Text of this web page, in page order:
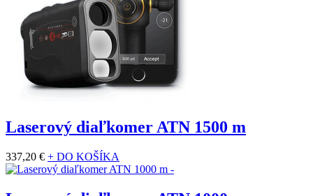
Laserový diaľkomer ATN 1500 m
337,20 € + DO KOŠÍKA